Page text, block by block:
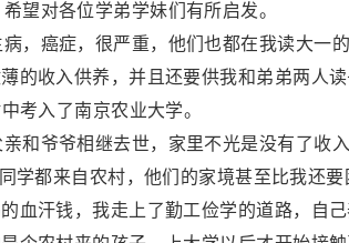
对各位学弟学妹们有所启发。
癌症，很严重，他们也都在我读大一
的收入供养，并且还要供我和弟弟两人
考入了南京农业大学。
爷爷相继去世，家里不光是没有了收
学都来自农村，他们的家境甚至比我还
血汗钱，我走上了勤工俭学的道路，自